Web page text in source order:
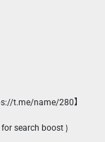
t.me/name/280】
search boost ⟯